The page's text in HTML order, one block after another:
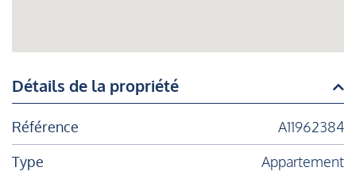
Détails de la propriété
Référence
A11962384
Type
Appartement